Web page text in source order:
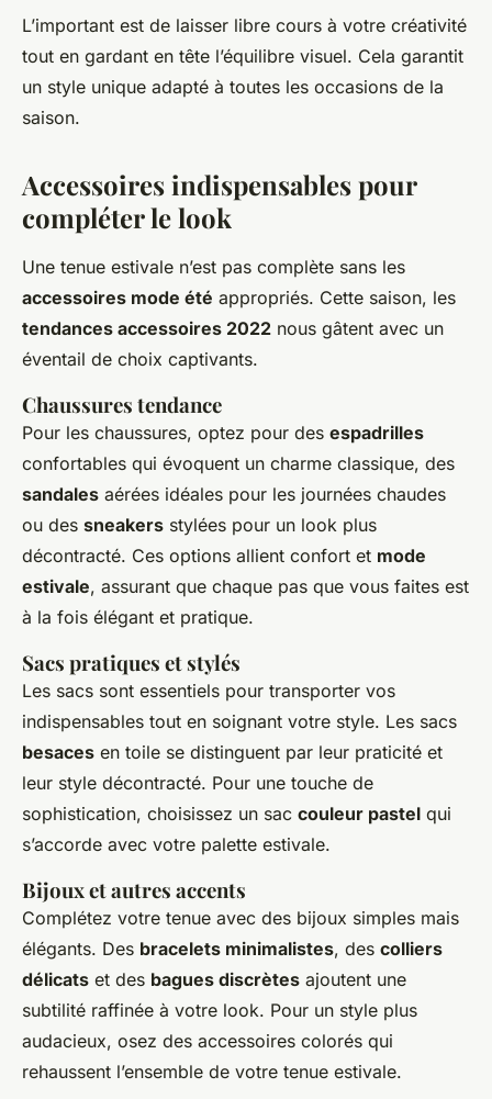
L’important est de laisser libre cours à votre créativité
tout en gardant en tête l’équilibre visuel. Cela garantit
un style unique adapté à toutes les occasions de la
saison.
Accessoires indispensables pour
compléter le look
Une tenue estivale n’est pas complète sans les
accessoires mode été appropriés. Cette saison, les
tendances accessoires 2022 nous gâtent avec un
éventail de choix captivants.
Chaussures tendance
Pour les chaussures, optez pour des espadrilles
confortables qui évoquent un charme classique, des
sandales aérées idéales pour les journées chaudes
ou des sneakers stylées pour un look plus
décontracté. Ces options allient confort et mode
estivale, assurant que chaque pas que vous faites est
à la fois élégant et pratique.
Sacs pratiques et stylés
Les sacs sont essentiels pour transporter vos
indispensables tout en soignant votre style. Les sacs
besaces en toile se distinguent par leur praticité et
leur style décontracté. Pour une touche de
sophistication, choisissez un sac couleur pastel qui
s’accorde avec votre palette estivale.
Bijoux et autres accents
Complétez votre tenue avec des bijoux simples mais
élégants. Des bracelets minimalistes, des colliers
délicats et des bagues discrètes ajoutent une
subtilité raffinée à votre look. Pour un style plus
audacieux, osez des accessoires colorés qui
rehaussent l’ensemble de votre tenue estivale.